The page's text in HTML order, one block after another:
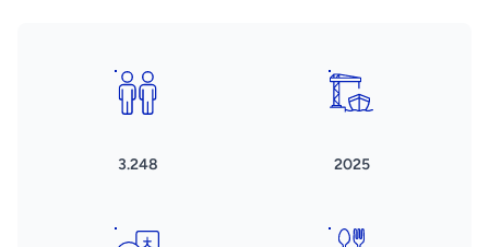
3.248 2025